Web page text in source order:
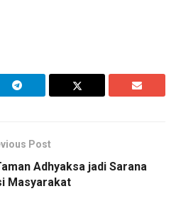
Post
Adhyaksa jadi Sarana
Masyarakat